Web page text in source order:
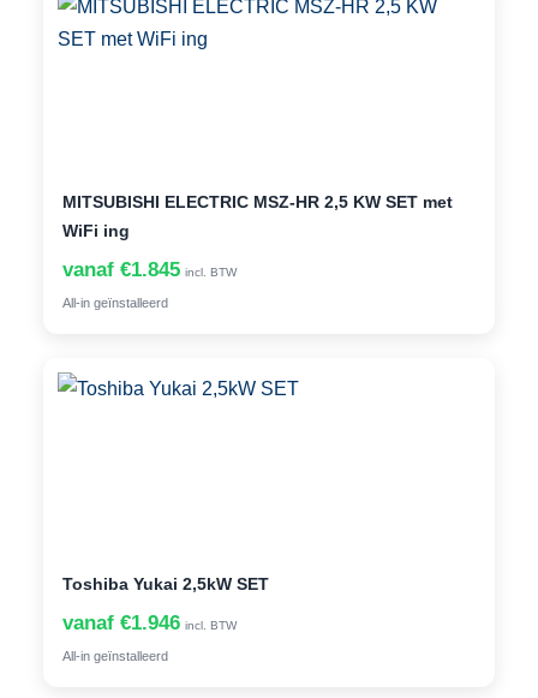
MITSUBISHI ELECTRIC MSZ-HR 2,5 KW SET met
WiFi ing
vanaf €1.845 incl. BTW
All-in geïnstalleerd
Toshiba Yukai 2,5kW SET
vanaf €1.946 incl. BTW
All-in geïnstalleerd